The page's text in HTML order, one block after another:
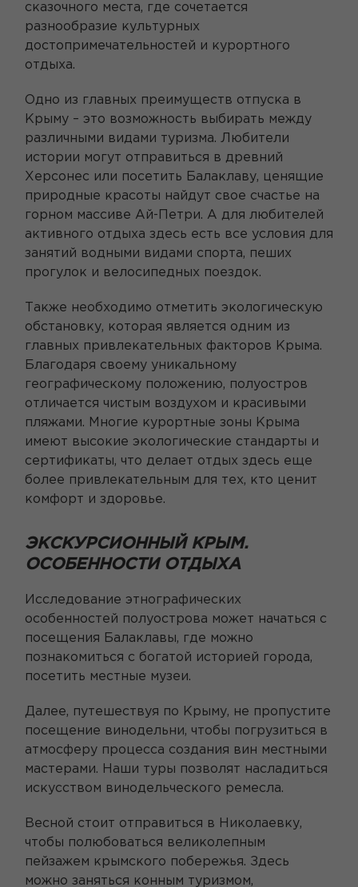
сказочного места, где сочетается
разнообразие культурных
достопримечательностей и курортного
отдыха.
Одно из главных преимуществ отпуска в
Крыму – это возможность выбирать между
различными видами туризма. Любители
истории могут отправиться в древний
Херсонес или посетить Балаклаву, ценящие
природные красоты найдут свое счастье на
горном массиве Ай-Петри. А для любителей
активного отдыха здесь есть все условия для
занятий водными видами спорта, пеших
прогулок и велосипедных поездок.
Также необходимо отметить экологическую
обстановку, которая является одним из
главных привлекательных факторов Крыма.
Благодаря своему уникальному
географическому положению, полуостров
отличается чистым воздухом и красивыми
пляжами. Многие курортные зоны Крыма
имеют высокие экологические стандарты и
сертификаты, что делает отдых здесь еще
более привлекательным для тех, кто ценит
комфорт и здоровье.
ЭКСКУРСИОННЫЙ КРЫМ.
ОСОБЕННОСТИ ОТДЫХА
Исследование этнографических
особенностей полуострова может начаться с
посещения Балаклавы, где можно
познакомиться с богатой историей города,
посетить местные музеи.
Далее, путешествуя по Крыму, не пропустите
посещение винодельни, чтобы погрузиться в
атмосферу процесса создания вин местными
мастерами. Наши туры позволят насладиться
искусством винодельческого ремесла.
Весной стоит отправиться в Николаевку,
чтобы полюбоваться великолепным
пейзажем крымского побережья. Здесь
можно заняться конным туризмом,